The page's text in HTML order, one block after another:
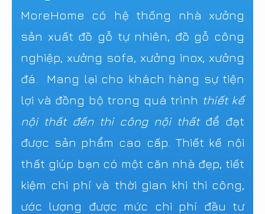
MoreHome có hệ thống nhà xưởng
sản xuất đồ gỗ tự nhiên, đồ gỗ công
nghiệp, xưởng sofa, xưởng inox, xưởng
đá. Mang lại cho khách hàng sự tiện
lợi và đồng bộ trong quá trình thiết kế
nội thất đến thi công nội thấtđể đạt
được sản phẩm cao cấp. Thiết kế nội
thất giúp bạn có một căn nhà đẹp, tiết
kiệm chi phí và thời gian khi thi công,
ước lượng được mức chi phí đầu tư